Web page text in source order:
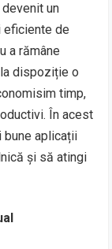
un
eficiente de
a rămâne
dispoziție o
timp,
În acest
bune aplicații
și să atingi